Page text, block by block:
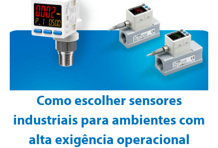
Como escolher sensores
industriais para ambientes com
alta exigência operacional